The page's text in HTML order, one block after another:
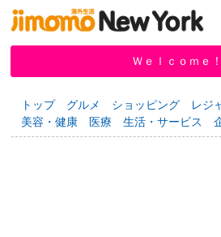
新規登録
掲示板 タウン情報 教えて！
Ｗｅｌｃｏｍｅ！
トップ グルメ ショッピング レジ
美容・健康
医療 生活・サービス